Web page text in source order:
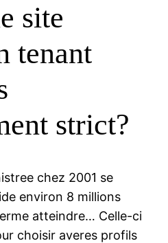
site
tenant
strict?
chez 2001 se
environ 8 millions
atteindre… Celle-ci
choisir averes profils